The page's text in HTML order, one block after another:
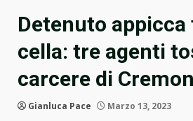
Detenuto
cella: tre agenti
carcere di
Gianluca Pace Marzo 13, 2023